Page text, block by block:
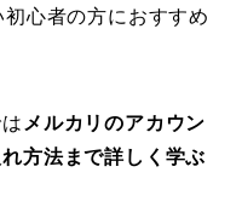
心者の方におすすめ
メルカリのアカウン
方法まで詳しく学ぶ